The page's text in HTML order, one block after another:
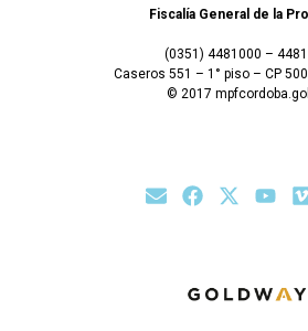
Fiscalía General de la
(0351) 4481000 –
Caseros 551 – 1° piso – CP
© 2017